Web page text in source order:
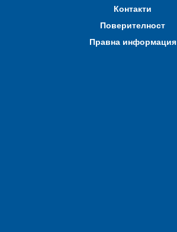
Контакти
Поверителност
Правна информация